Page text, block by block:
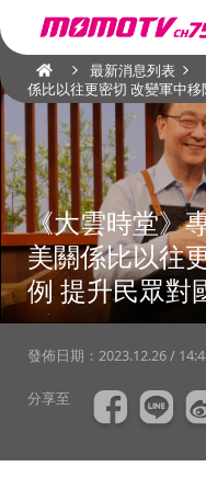
最新消息列表
係比以往更密切 改變軍中
《大雲時堂》
美關係比以往
例 提升民眾對
發佈日期： 2023.12.26 /
分享至